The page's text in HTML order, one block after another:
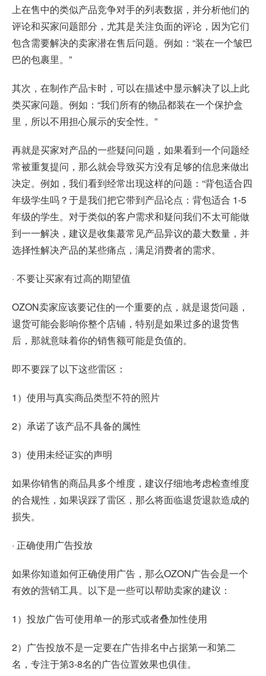
上在售中的类似产品竞争对手的列表数据，并分析他们的
评论和买家问题部分，尤其是关注负面的评论，因为它们
包含需要解决的卖家潜在售后问题。例如：“装在一个皱巴
巴的包裹里。”
其次，在制作产品卡时，可以在描述中显示解决了以上此
类买家问题。例如：“我们所有的物品都装在一个保护盒
里，所以不用担心展示的安全性。”
再就是买家对产品的一些疑问问题，如果看到一个问题经
常被重复提问，那么就会导致买方没有足够的信息来做出
决定。例如，我们看到经常出现这样的问题：“背包适合四
年级学生吗？于是我们把它带到产品论点：背包适合 1-5
年级的学生。对于类似的客户需求和疑问我们不太可能做
到一一解决，建议是收集蕞常见产品异议的蕞大数量，并
选择性解决产品的某些痛点，满足消费者的需求。
· 不要让买家有过高的期望值
OZON卖家应该要记住的一个重要的点，就是退货问题，
退货可能会影响你整个店铺，特别是如果过多的退货售
后，那就意味着你的销售额可能是负值的。
即不要踩了以下这些雷区：
1）使用与真实商品类型不符的照片
2）承诺了该产品不具备的属性
3）使用未经证实的声明
如果你销售的商品具多个维度，建议仔细地考虑检查维度
的合规性，如果误踩了雷区，那么将面临退货退款造成的
损失。
· 正确使用广告投放
如果你知道如何正确使用广告，那么OZON广告会是一个
有效的营销工具。以下是一些可以帮助卖家的建议：
1）投放广告可使用单一的形式或者叠加性使用
2）广告投放不是一定要在广告排名中占据第一和第二
名，专注于第3-8名的广告位置效果也俱佳。